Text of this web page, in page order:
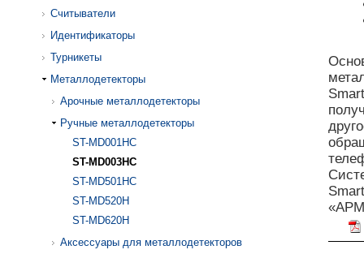
Считыватели
Идентификаторы
Турникеты
Металлодетекторы
Арочные металлодетекторы
Ручные металлодетекторы
ST-MD001HC
ST-MD003HC
ST-MD501HC
ST-MD520H
ST-MD620H
Аксессуары для металлодетекторов